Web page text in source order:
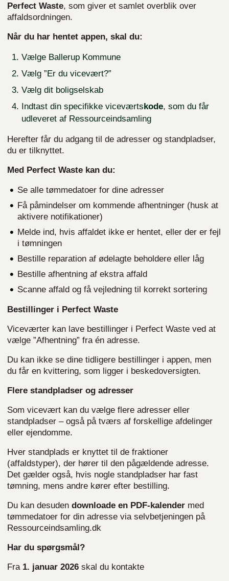
Perfect Waste, som giver et samlet overblik over
affaldsordningen.
Når du har hentet appen, skal du:
Vælge Ballerup Kommune
Vælg ”Er du vicevært?”
Vælg dit boligselskab
Indtast din specifikke viceværtskode, som du får
udleveret af Ressourceindsamling
Herefter får du adgang til de adresser og standpladser,
du er tilknyttet.
Med Perfect Waste kan du:
Se alle tømmedatoer for dine adresser
Få påmindelser om kommende afhentninger (husk at
aktivere notifikationer)
Melde ind, hvis affaldet ikke er hentet, eller der er fejl
i tømningen
Bestille reparation af ødelagte beholdere eller låg
Bestille afhentning af ekstra affald
Scanne affald og få vejledning til korrekt sortering
Bestillinger i Perfect Waste
Viceværter kan lave bestillinger i Perfect Waste ved at
vælge ”Afhentning” fra én adresse.
Du kan ikke se dine tidligere bestillinger i appen, men
du får en kvittering, som ligger i beskedoversigten.
Flere standpladser og adresser
Som vicevært kan du vælge flere adresser eller
standpladser – også på tværs af forskellige afdelinger
eller ejendomme.
Hver standplads er knyttet til de fraktioner
(affaldstyper), der hører til den pågældende adresse.
Det gælder også, hvis nogle standpladser har fast
tømning, mens andre kører efter bestilling.
Du kan desuden downloade en PDF-kalender med
tømmedatoer for din adresse via selvbetjeningen på
Ressourceindsamling.dk
Har du spørgsmål?
Fra 1. januar 2026 skal du kontakte